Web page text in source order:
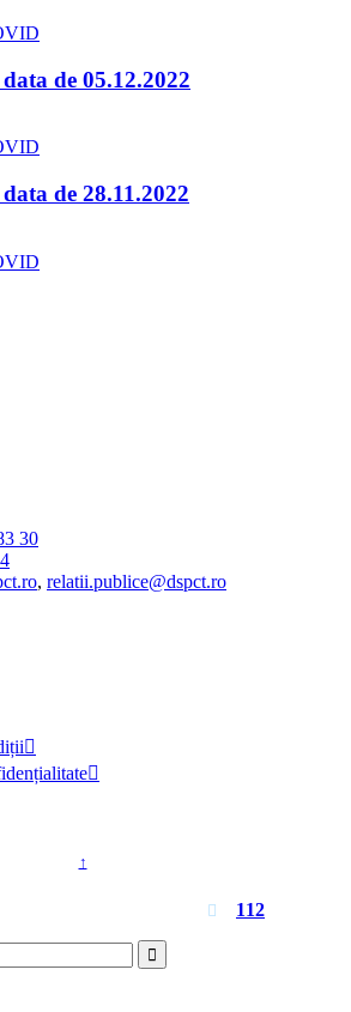
de 05.12.2022
de 28.11.2022
30
, relatii.publice@dspct.ro


↑
 112
